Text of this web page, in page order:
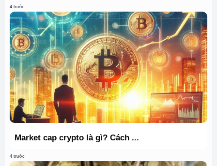
4 trước
Market cap crypto là gì? Cách ...
4 trước